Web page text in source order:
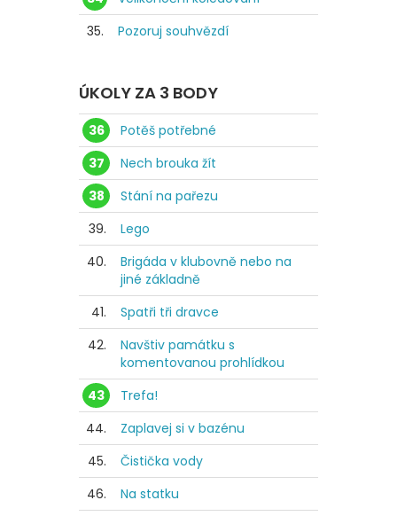
35.
Pozoruj souhvězdí
ÚKOLY ZA 3 BODY
36
Potěš potřebné
37
Nech brouka žít
38
Stání na pařezu
39.
Lego
40.
Brigáda v klubovně nebo na
jiné základně
41.
Spatři tři dravce
42.
Navštiv památku s
komentovanou prohlídkou
43
Trefa!
44.
Zaplavej si v bazénu
45.
Čistička vody
46.
Na statku